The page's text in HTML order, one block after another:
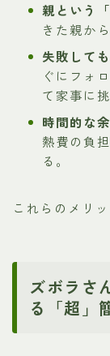
親という
きた親か
失敗して
ぐにフォ
て家事に
時間的な
熱費の負
る。
これらのメリ
ズボラさ
る「超」